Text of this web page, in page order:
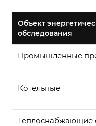
Объект
обследования
Промышленные
Котельные
Теплоснабжающие